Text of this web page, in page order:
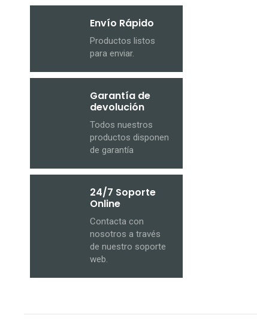
Envío Rápido
Productos listos
para enviar.
Garantía de
devolución
Todos nuestros
productos disponen
de garantía
24/7 Soporte
Online
Contacta con
nosotros a través
de nuestro soporte
web.